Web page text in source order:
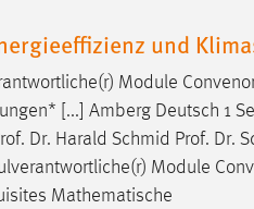
und
Module
[...] Amberg Deutsch 1
Dr. Harald Schmid Prof. Dr.
Module
Mathematische